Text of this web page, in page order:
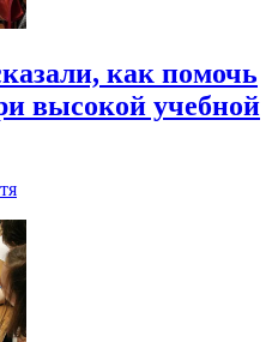
как помочь
высокой учебной